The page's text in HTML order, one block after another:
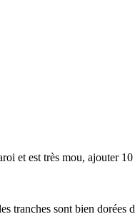
et est très mou, ajouter
tranches sont bien dorées